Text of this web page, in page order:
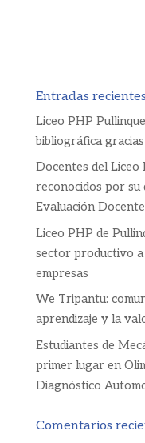
Entradas recientes
Liceo PHP
bibliográfica
Docentes del Liceo
reconocidos por su
Evaluación Docente
Liceo PHP de
sector productivo
empresas
We Tripantu:
aprendizaje y la
Estudiantes de
primer lugar en
Diagnóstico
Comentarios